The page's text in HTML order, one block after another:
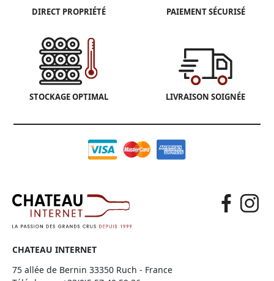
DIRECT PROPRIÉTÉ PAIEMENT SÉCURISÉ
STOCKAGE OPTIMAL LIVRAISON SOIGNÉE
CHATEAU INTERNET
75 allée de Bernin 33350 Ruch - France